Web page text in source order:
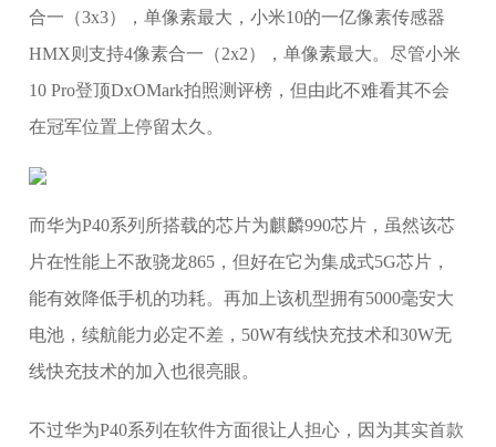
合一（3x3），单像素最大，小米10的一亿像素传感器
HMX则支持4像素合一（2x2），单像素最大。尽管小米
10 Pro登顶DxOMark拍照测评榜，但由此不难看其不会
在冠军位置上停留太久。
​而华为P40系列所搭载的芯片为麒麟990芯片，虽然该芯
片在性能上不敌骁龙865，但好在它为集成式5G芯片，
能有效降低手机的功耗。再加上该机型拥有5000毫安大
电池，续航能力必定不差，50W有线快充技术和30W无
线快充技术的加入也很亮眼。
不过华为P40系列在软件方面很让人担心，因为其实首款